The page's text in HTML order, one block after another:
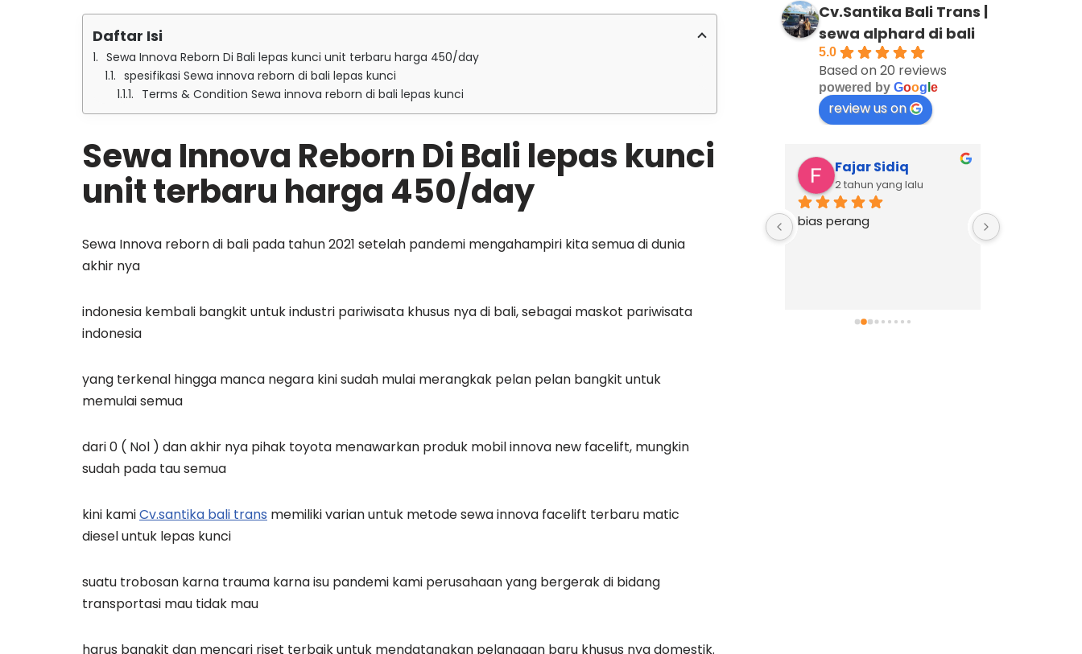
Daftar Isi
Sewa Innova Reborn Di Bali lepas kunci unit terbaru harga 450/day
spesifikasi Sewa innova reborn di bali lepas kunci
Terms & Condition Sewa innova reborn di bali lepas kunci
Sewa Innova Reborn Di Bali lepas kunci
unit terbaru harga 450/day
Sewa Innova reborn di bali pada tahun 2021 setelah pandemi mengahampiri kita semua di dunia
akhir nya
indonesia kembali bangkit untuk industri pariwisata khusus nya di bali, sebagai maskot pariwisata
indonesia
yang terkenal hingga manca negara kini sudah mulai merangkak pelan pelan bangkit untuk
memulai semua
dari 0 ( Nol ) dan akhir nya pihak toyota menawarkan produk mobil innova new facelift, mungkin
sudah pada tau semua
kini kamiCv.santika bali trans memiliki varian untuk metode sewa innova facelift terbaru matic
diesel untuk lepas kunci
suatu trobosan karna trauma karna isu pandemi kami perusahaan yang bergerak di bidang
transportasi mau tidak mau
harus bangkit dan mencari riset terbaik untuk mendatangkan pelanggan baru khusus nya domestik.
Cv.Santika Bali Trans |
sewa alphard di bali
5.0
Based on 20 reviews
powered by Goog e
review us on
Gek Desy
Bali Trans dgn pelayanan yg
Fajar Sidiq
2 tahun yang lalu
bias perang